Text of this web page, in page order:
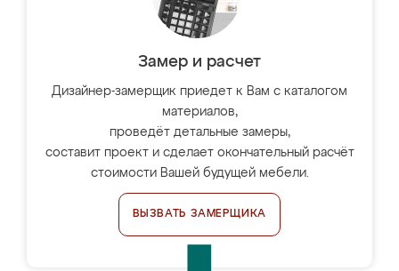
Замер и расчет
Дизайнер-замерщик приедет к Вам с каталогом
материалов,
проведёт детальные замеры,
составит проект и сделает окончательный расчёт
стоимости Вашей будущей мебели.
ВЫЗВАТЬ ЗАМЕРЩИКА